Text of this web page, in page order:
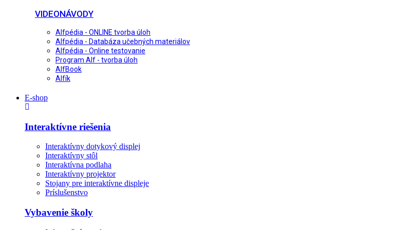
VIDEONÁVODY
Alfpédia - ONLINE tvorba úloh
Alfpédia - Databáza učebných materiálov
Alfpédia - Online testovanie
Program Alf - tvorba úloh
AlfBook
Alfík
E-shop
Interaktívne riešenia
Interaktívny dotykový displej
Interaktívny stôl
Interaktívna podlaha
Interaktívny projektor
Stojany pre interaktívne displeje
Príslušenstvo
Vybavenie školy